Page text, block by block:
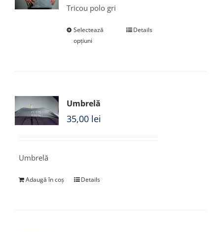
Tricou polo gri
Selectează
opțiuni
Details
Umbrelă
35,00 lei
Umbrelă
Adaugă în coș Details